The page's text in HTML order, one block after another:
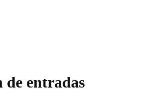
de entradas